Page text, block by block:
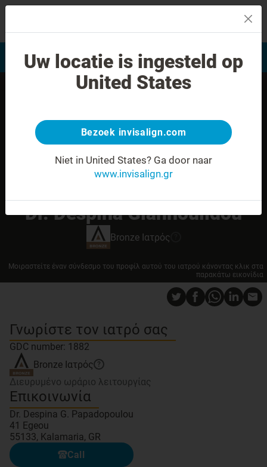
Αξιολόγηση χαμόγελου Εύρεση Ιατρού Invisalign
Dr. Despina Giannoulidou
Bronze Ιατρός
Μοιραστείτε έναν σύνδεσμο του προφίλ αυτού του ιατρού κάνοντας κλικ στα
παρακάτω εικονίδια
Γνωρίστε τον ιατρό σας
GDC number: 1882
Bronze Ιατρός ?
Διευρυμένο ωράριο λειτουργίας
Επικοινωνία
Dr. Despina G. Papadopoulou
41 Egeou
55133, Kalamaria, GR
Call
Uw locatie is ingesteld op
United States
Bezoek invisalign.com
Niet in United States? Ga door naar
www.invisalign.gr